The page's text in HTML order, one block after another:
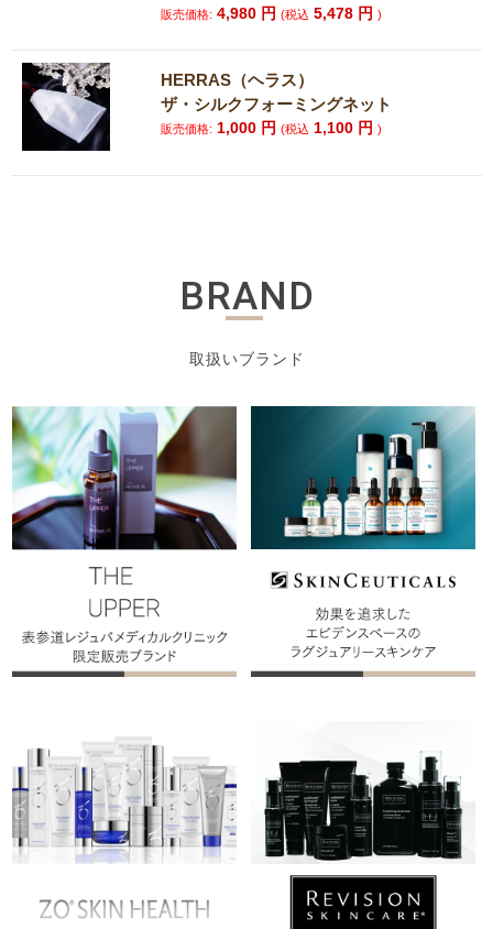
販売価格: 4,980 円(税込 5,478 円)
HERRAS（ヘラス）
ザ・シルクフォーミングネット
販売価格: 1,000 円(税込 1,100 円)
BRAND
取扱いブランド